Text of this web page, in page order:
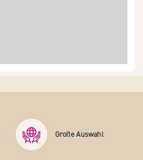
Große Auswahl